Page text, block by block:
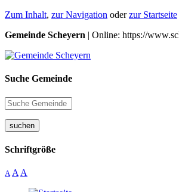
Zum Inhalt, zur Navigation oderzur Startseite
Gemeinde Scheyern | Online: https://
Suche Gemeinde
suchen
Schriftgröße
A A A